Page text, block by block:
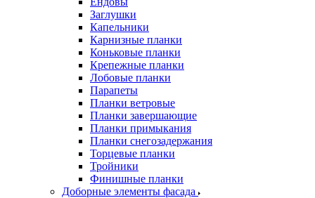
Заглушки
Капельники
Карнизные планки
Коньковые планки
Крепежные планки
Лобовые планки
Парапеты
Планки ветровые
Планки завершающие
Планки примыкания
Планки снегозадержания
Торцевые планки
Тройники
Финишные планки
Доборные элементы фасада